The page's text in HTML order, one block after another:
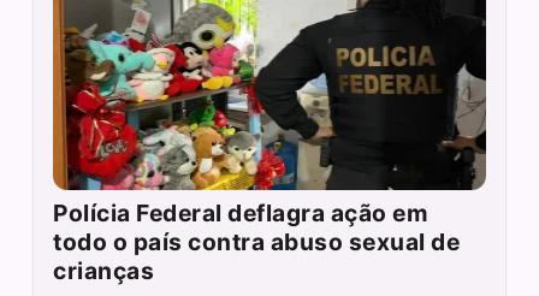
Polícia Federal deflagra ação em
todo o país contra abuso sexual de
crianças